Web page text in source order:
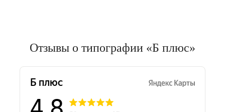
Отзывы о типографии «Б плюс»